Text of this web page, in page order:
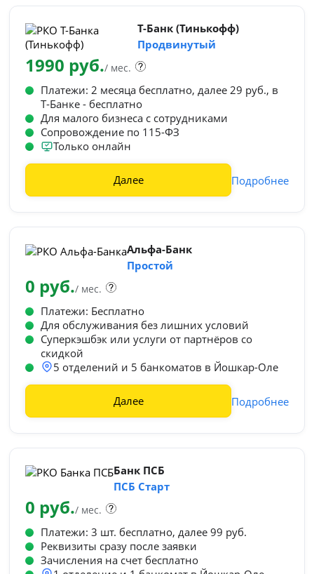
Т-Банк (Тинькофф)
Продвинутый
1990 руб./ мес.
Платежи: 2 месяца бесплатно, далее 29 руб., в
Т‑Банке - бесплатно
Для малого бизнеса с сотрудниками
Сопровождение по 115-ФЗ
Только онлайн
Далее Подробнее
Альфа-Банк
Простой
0 руб./ мес.
Платежи: Бесплатно
Для обслуживания без лишних условий
Суперкэшбэк или услуги от партнёров со
скидкой
5 отделений и 5 банкоматов в Йошкар-Оле
Далее Подробнее
Банк ПСБ
ПСБ Старт
0 руб./ мес.
Платежи: 3 шт. бесплатно, далее 99 руб.
Реквизиты сразу после заявки
Зачисления на счет бесплатно